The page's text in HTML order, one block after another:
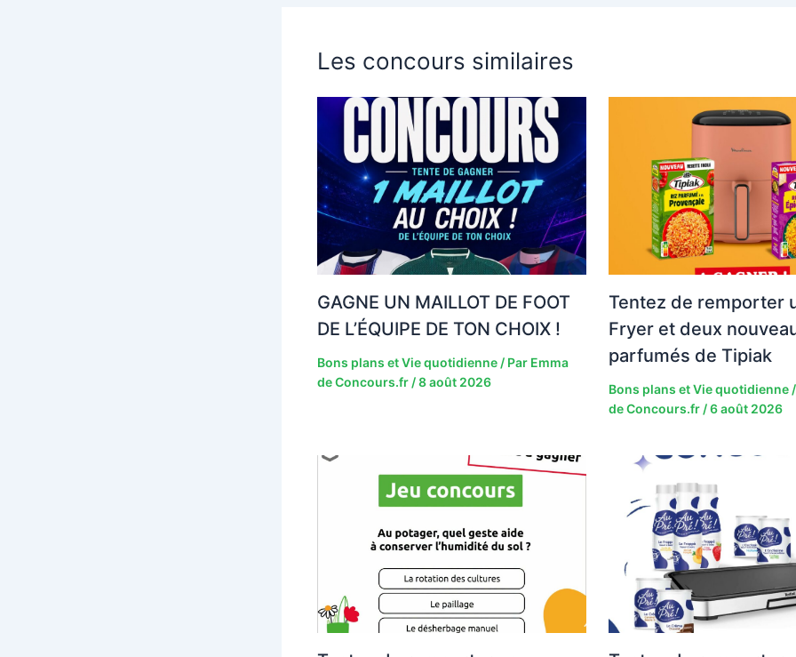
Les concours similaires
GAGNE UN MAILLOT DE FOOT
DE L’ÉQUIPE DE TON CHOIX !
Bons plans et Vie quotidienne / Par Emma
de Concours.fr /8 août 2026
Tentez de remporter
Fryer et deux
parfumés de Tipiak
Bons plans et Vie quotidienne/
de Concours.fr /6 août 2026